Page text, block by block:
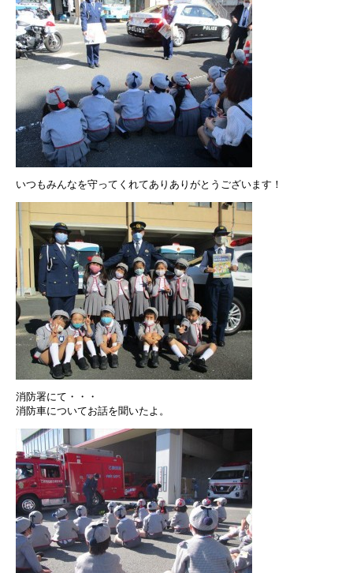
いつもみんなを守ってくれてありありがとうございます！
消防署にて・・・
消防車についてお話を聞いたよ。